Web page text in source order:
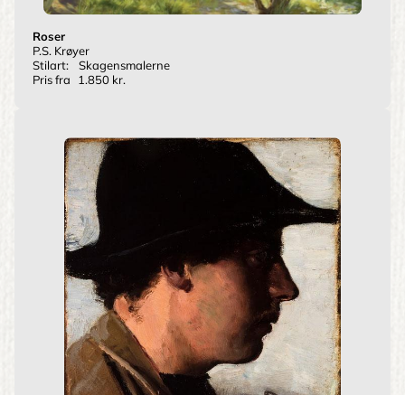
Roser
P.S. Krøyer
Stilart:
Skagensmalerne
Pris fra
1.850 kr.